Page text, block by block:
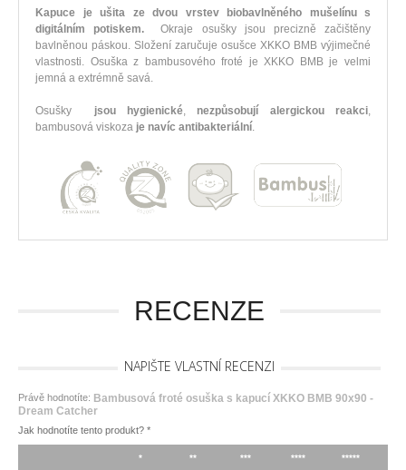
Kapuce je ušita ze dvou vrstev biobavlněného mušelínu s
digitálním potiskem.
Okraje osušky jsou precizně začištěny
bavlněnou páskou. Složení zaručuje osušce XKKO BMB výjimečné
vlastnosti. Osuška z bambusového froté je XKKO BMB je velmi
jemná a extrémně savá.
Osušky jsou hygienické, nezpůsobují alergickou reakci,
bambusová viskoza je navíc antibakteriální.
RECENZE
NAPIŠTE VLASTNÍ RECENZI
Právě hodnotíte: Bambusová froté osuška s kapucí XKKO BMB 90x90 -
Dream Catcher
Jak hodnotíte tento produkt? *
* ** *** **** *****